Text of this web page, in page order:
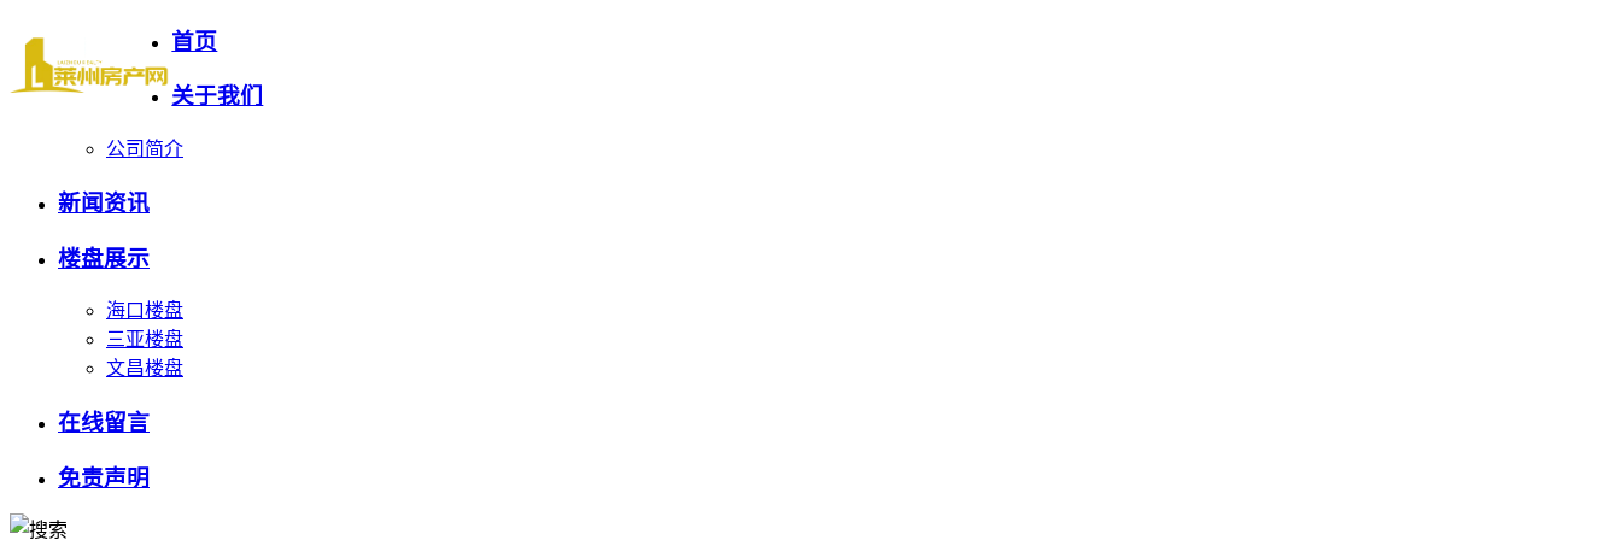
首页
关于我们
公司简介
新闻资讯
楼盘展示
海口楼盘
三亚楼盘
文昌楼盘
在线留言
免责声明